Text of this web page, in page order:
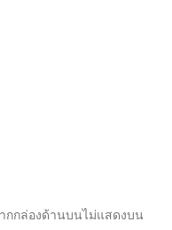
กกล่องด้านบนไม่แสดงบน